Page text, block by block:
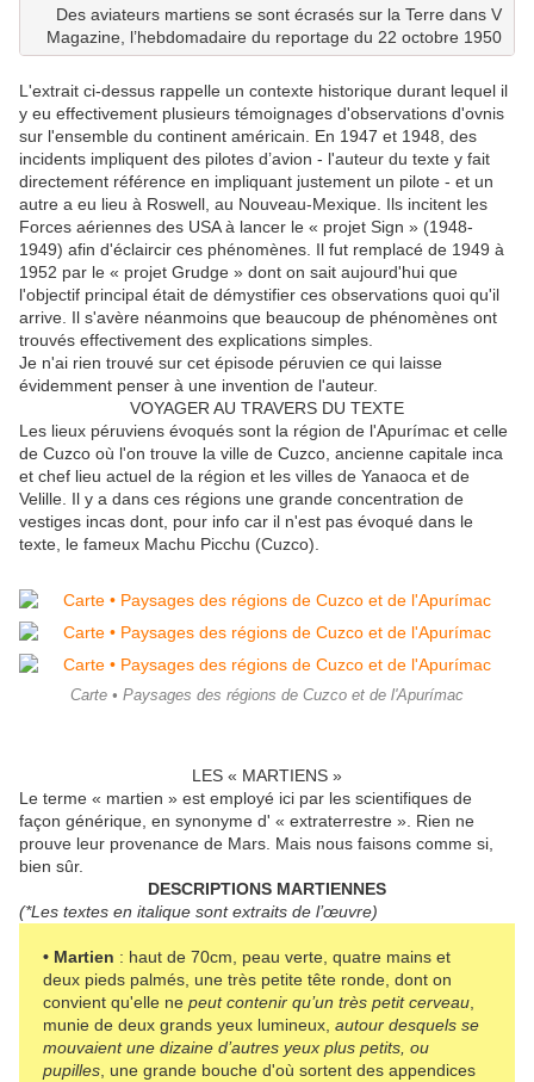
Des aviateurs martiens se sont écrasés sur la Terre dans V
Magazine, l’hebdomadaire du reportage du 22 octobre 1950
L'extrait ci-dessus rappelle un contexte historique durant lequel il
y eu effectivement plusieurs témoignages d'observations d'ovnis
sur l'ensemble du continent américain. En 1947 et 1948, des
incidents impliquent des pilotes d’avion - l'auteur du texte y fait
directement référence en impliquant justement un pilote - et un
autre a eu lieu à Roswell, au Nouveau-Mexique. Ils incitent les
Forces aériennes des USA à lancer le « projet Sign » (1948-
1949) afin d'éclaircir ces phénomènes. Il fut remplacé de 1949 à
1952 par le « projet Grudge » dont on sait aujourd'hui que
l'objectif principal était de démystifier ces observations quoi qu'il
arrive. Il s'avère néanmoins que beaucoup de phénomènes ont
trouvés effectivement des explications simples.
Je n'ai rien trouvé sur cet épisode péruvien ce qui laisse
évidemment penser à une invention de l'auteur.
VOYAGER AU TRAVERS DU TEXTE
Les lieux péruviens évoqués sont la région de l'Apurímac et celle
de Cuzco où l'on trouve la ville de Cuzco, ancienne capitale inca
et chef lieu actuel de la région et les villes de Yanaoca et de
Velille. Il y a dans ces régions une grande concentration de
vestiges incas dont, pour info car il n'est pas évoqué dans le
texte, le fameux Machu Picchu (Cuzco).
Carte • Paysages des régions de Cuzco et de l'Apurímac
LES « MARTIENS »
Le terme « martien » est employé ici par les scientifiques de
façon générique, en synonyme d' « extraterrestre ». Rien ne
prouve leur provenance de Mars. Mais nous faisons comme si,
bien sûr.
DESCRIPTIONS MARTIENNES
(*Les textes en italique sont extraits de l’œuvre)
• Martien : haut de 70cm, peau verte, quatre mains et
deux pieds palmés, une très petite tête ronde, dont on
convient qu'elle ne peut contenir qu’un très petit cerveau
munie de deux grands yeux lumineux, autour desquels se
mouvaient une dizaine d’autres yeux plus petits, ou
pupilles , une grande bouche d'où sortent des appendices